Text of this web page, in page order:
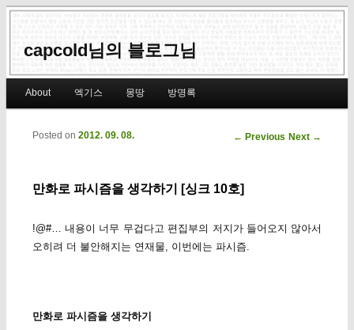
capcold님의 블로그님
Skip to primary content
Skip to secondary content
About 엑기스 몽땅 방명록
Post navigation
← Previous Next →
만화로 파시즘을 생각하기 [싱크 10호]
Posted on 2012. 09. 08.
!@#… 내용이 너무 무겁다고 편집부의 저지가 들어오지 않아서
오히려 더 불안해지는 연재물, 이번에는 파시즘.
만화로 파시즘을 생각하기